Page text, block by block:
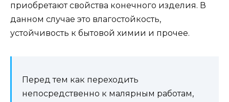
приобретают свойства конечного изделия. В
данном случае это влагостойкость,
устойчивость к бытовой химии и прочее.
Перед тем как переходить
непосредственно к малярным работам,